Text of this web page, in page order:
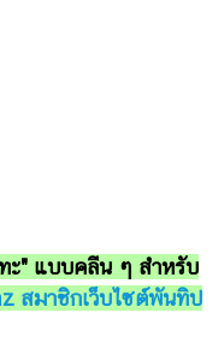
ะ" แบบคลีน ๆ สำหรับ
สมาชิกเว็บไซต์พันทิป